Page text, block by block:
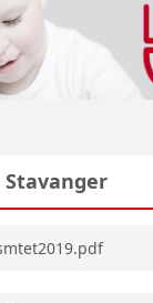
Stavanger